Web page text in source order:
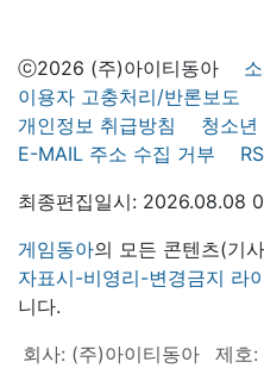
ⓒ2026 (주)아이티동아
이용자 고충처리/반론보도
개인정보 취급방침
청소년
E-MAIL 주소 수집 거부
최종편집일시: 2026.08.08
게임동아의 모든 콘텐츠(기
자표시-비영리-변경금지 라
니다.
회사: (주)아이티동아
제호: